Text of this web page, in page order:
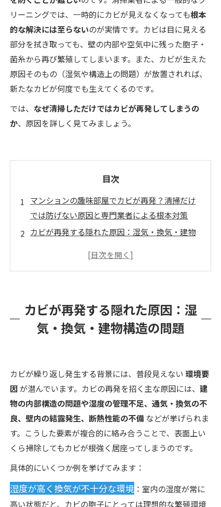
リーニングでは、一時的にカビが見えなくなっても根本
的な解決には至らないのが実情です。カビは目に見える
部分を拭き取っても、壁の内部や空気中に残った胞子・
菌糸から再び繁殖してしまいます。また、カビが生えた
原因そのもの（湿気や構造上の問題）が放置されれば、
新たなカビが何度でも生えてくるのです。
では、 なぜ清掃しただけではカビが再発してしまうの
か、原因を詳しく見てみましょう。
目次
マンションの趣味部屋でカビが再発？清掃だけ
では防げない原因と専門業者による根本対策
カビが再発する隠れた原因：湿気・換気・建物
カビ取り専門業者に依頼する意義とは？
お問い合わせ・ご相談のご案内
カビが再発する隠れた原因：湿
気・換気・建物構造の問題
カビが繰り返し発生する背景には、普段見えない 環境要
因 が潜んでいます。カビの再発を招く主な原因には、 建
物の内部構造の問題や湿度の管理不足、通気・換気の不
良、壁内の結露発生、断熱性能の不備 などが挙げられま
す。こうした要素が複合的に絡み合うことで、表面上い
くら掃除してもカビが根強く居座ってしまうのです。
具体的にいくつか例を挙げてみます：
湿度が高く換気が不十分な環境 ：室内の湿度が常に
高い状態だと、カビの胞子にとっては理想的な繁殖環境